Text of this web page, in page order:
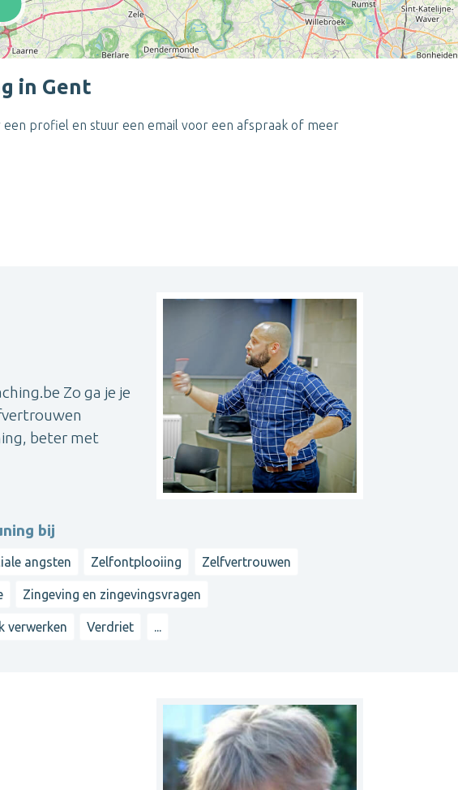
in Gent
profiel en stuur een email voor een afspraak of meer
Zo ga je je
beter met
bij
angsten Zelfontplooiing Zelfvertrouwen
Zingeving en zingevingsvragen
verwerken Verdriet ...